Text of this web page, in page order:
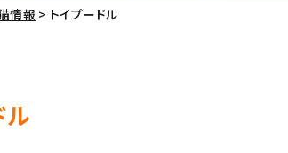
情報 トイプードル
ル